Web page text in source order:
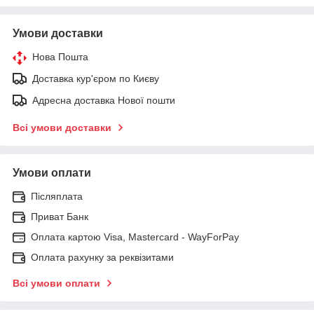
Умови доставки
Нова Пошта
Доставка кур'єром по Києву
Адресна доставка Нової пошти
Всі умови доставки
Умови оплати
Післяплата
Приват Банк
Оплата картою Visa, Mastercard - WayForPay
Оплата рахунку за реквізитами
Всі умови оплати